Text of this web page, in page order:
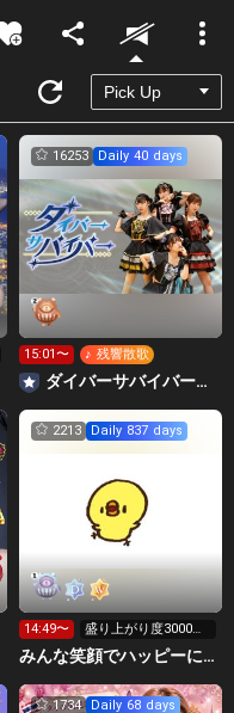
Unmute
16253 Daily 40 days
15:01〜 ♪ 残響散歌
‪ダイバーサバイバー【公式】
2213 Daily 837 days
14:49〜
盛り上がり度3000行
くか力尽きるまで٩(>
ω<*
みんな笑顔でハッピーに🐕‍🦺😇はこおＣぃぃｅｅｅルーム.
1734 Daily 68 days